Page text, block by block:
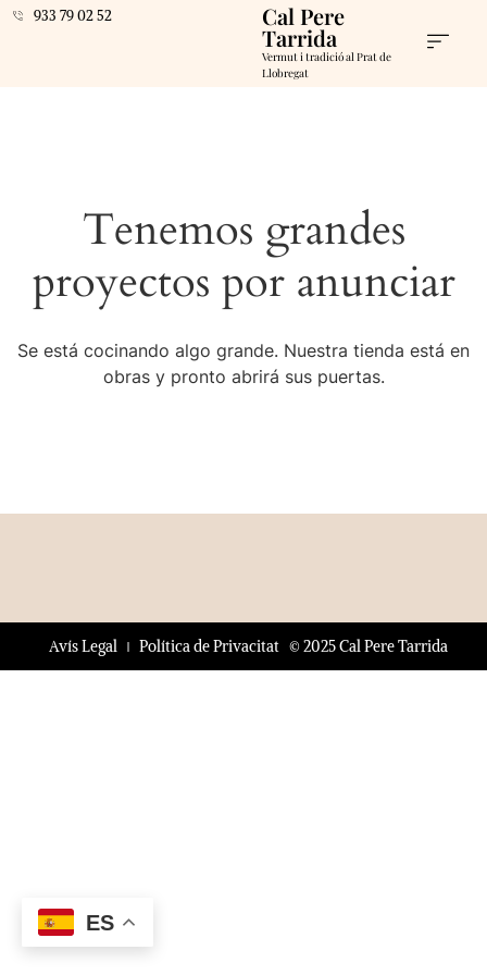
933 79 02 52 Cal Pere
Tarrida
Vermut i tradició al Prat de
Llobregat
Tenemos grandes
proyectos por anunciar
Se está cocinando algo grande. Nuestra tienda está en
obras y pronto abrirá sus puertas.
© 2025 Cal Pere Tarrida
Avís Legal Política de Privacitat
ES